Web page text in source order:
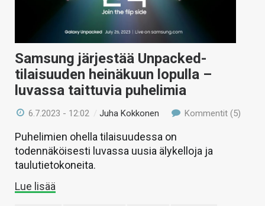
Samsung järjestää Unpacked-
tilaisuuden heinäkuun lopulla –
luvassa taittuvia puhelimia
6.7.2023 - 12:02 /Juha Kokkonen Kommentit (5)
Puhelimien ohella tilaisuudessa on
todennäköisesti luvassa uusia älykelloja ja
taulutietokoneita.
Lue lisää